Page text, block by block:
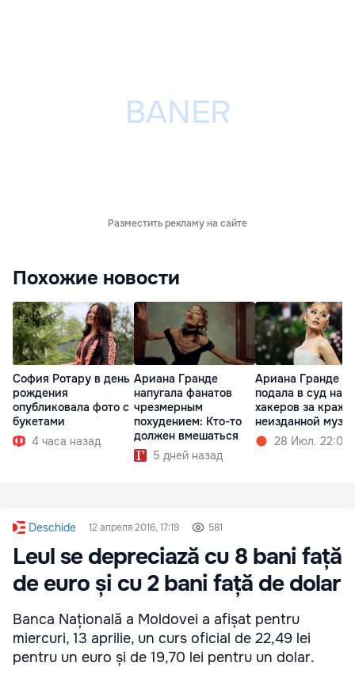
Разместить рекламу на сайте
Похожие новости
София Ротару в день
рождения
опубликовала фото с
букетами
4 часа назад
Ариана Гранде
напугала фанатов
чрезмерным
похудением: Кто-то
должен вмешаться
5 дней назад
Ариана Гранде
подала в суд на
хакеров за кражу
неизданной
28 Июл. 22:02
Deschide 12 апреля 2016, 17:19 581
Leul se depreciază cu 8 bani față
de euro și cu 2 bani față de dolar
Banca Națională a Moldovei a afișat pentru
miercuri, 13 aprilie, un curs oficial de 22,49 lei
pentru un euro și de 19,70 lei pentru un dolar.